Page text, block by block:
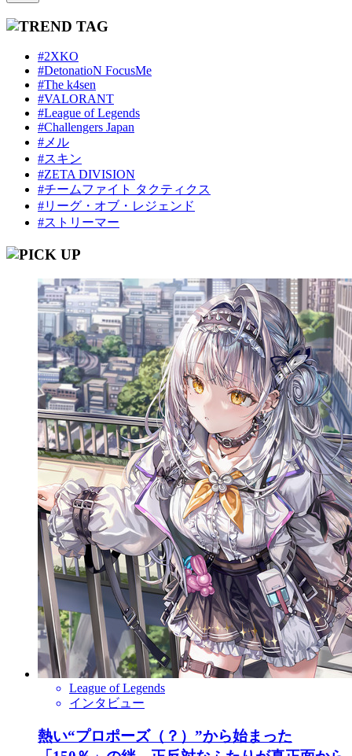
#2XKO
#DetonatioN FocusMe
#The k4sen
#VALORANT
#League of Legends
#Challengers Japan
#メル
#スキン
#ZETA DIVISION
#チームファイト タクティクス
#リーグ・オブ・レジェンド
#ストリーマー
League of Legends
インタビュー
熱い“プロポーズ（？）”から始まった